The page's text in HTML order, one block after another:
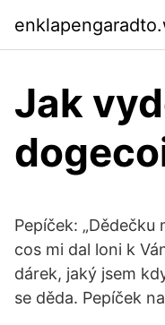
Jak
Pepíček:
cos mi dal loni k
dárek, jaký jsem
se děda. Pepíček